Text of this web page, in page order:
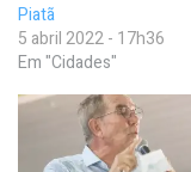
Piatã
5 abril 2022 - 17h36
Em "Cidades"